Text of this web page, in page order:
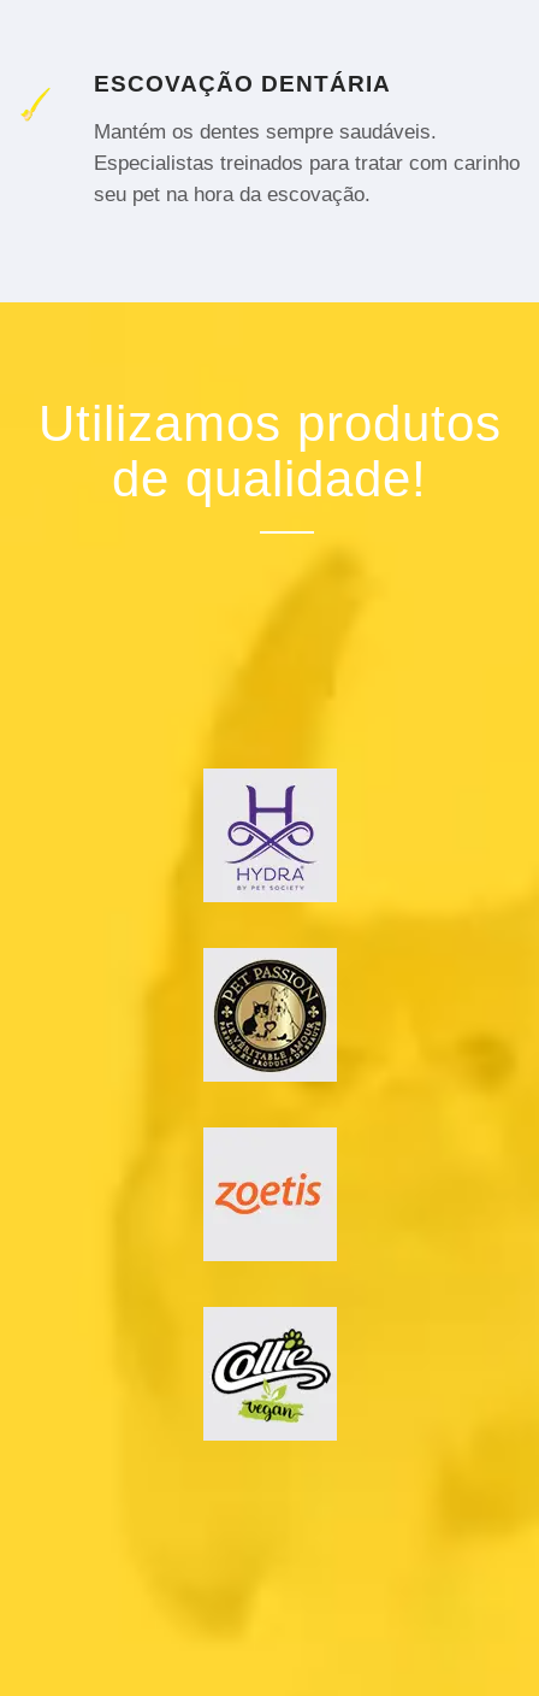
ESCOVAÇÃO DENTÁRIA
Mantém os dentes sempre saudáveis.
Especialistas treinados para tratar com carinho
seu pet na hora da escovação.
Utilizamos produtos
de qualidade!